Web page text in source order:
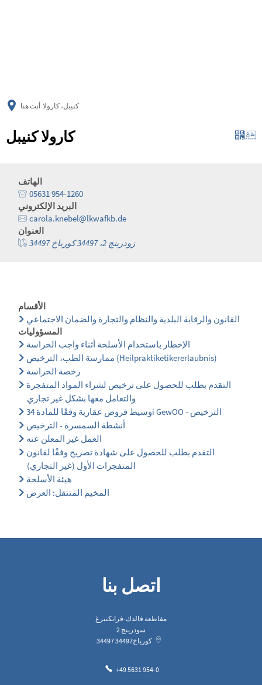
أنت هنا كنيبل، كارولا
كارولا كنيبل
الهاتف
05631 954-1260
البريد الإلكتروني
carola.knebel@lkwafkb.de
العنوان
زودرينج 2، 34497 كورباخ 34497
الأقسام
القانون والرقابة البلدية والنظام والتجارة والضمان الاجتماعي
المسؤوليات
الإخطار باستخدام الأسلحة أثناء واجب الحراسة
ممارسة الطب، الترخيص (Heilpraktiketikererlaubnis)
رخصة الحراسة
التقدم بطلب للحصول على ترخيص لشراء المواد المتفجرة
والتعامل معها بشكل غير تجاري
وسيط قروض عقارية وفقًا للمادة 34i GewOO - الترخيص
أنشطة السمسرة - الترخيص
العمل غير المعلن عنه
التقدم بطلب للحصول على شهادة تصريح وفقًا لقانون
المتفجرات الأول (غير التجاري)
هيئة الأسلحة
المخيم المتنقل: العرض
اتصل بنا
مقاطعة فالدك-فرانكنبرغ
سودرينج 2
34497
كورباخ34497
+49 5631 954-0